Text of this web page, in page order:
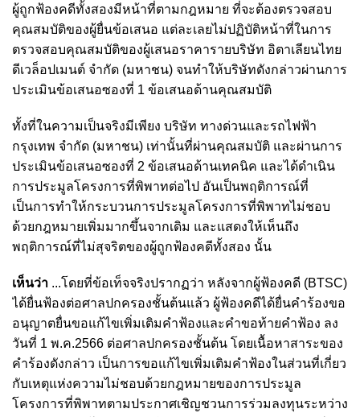
ผู้ถูกฟ้องคดีทั้งสองมีหน้าที่ตามกฎหมาย ที่จะต้องตรวจสอบ
คุณสมบัติของผู้ยื่นข้อเสนอ แต่ละเลยไม่ปฏิบัติหน้าที่ในการ
ตรวจสอบคุณสมบัติของผู้เสนอราคารายบริษัท อิตาเลียนไทย
ดีเวล็อปเมนต์ จำกัด (มหาชน) จนทำให้บริษัทดังกล่าวผ่านการ
ประเมินข้อเสนอซองที่ 1 ข้อเสนอด้านคุณสมบัติ
ทั้งที่ในความเป็นจริงมีเพียง บริษัท ทางด่วนและรถไฟฟ้า
กรุงเทพ จำกัด (มหาชน) เท่านั้นที่ผ่านคุณสมบัติ และผ่านการ
ประเมินข้อเสนอซองที่ 2 ข้อเสนอด้านเทคนิค และได้ดำเนิน
การประมูลโครงการที่พิพาทต่อไป อันเป็นพฤติการณ์ที่
เป็นการทำให้กระบวนการประมูลโครงการที่พิพาทไม่ชอบ
ด้วยกฎหมายเพิ่มมากขึ้นจากเดิม และแสดงให้เห็นถึง
พฤติการณ์ที่ไม่สุจริตของผู้ถูกฟ้องคดีทั้งสอง นั้น
เห็นว่า ...โดยที่ข้อเท็จจริงปรากฏว่า หลังจากผู้ฟ้องคดี (BTSC)
ได้ยื่นฟ้องต่อศาลปกครองชั้นต้นแล้ว ผู้ฟ้องคดีได้ยื่นคำร้องขอ
อนุญาตยื่นขอแก้ไขเพิ่มเติมคำฟ้องและคำขอท้ายคำฟ้อง ลง
วันที่ 1 พ.ค.2566 ต่อศาลปกครองชั้นต้น โดยเนื้อหาสาระของ
คำร้องดังกล่าว เป็นการขอแก้ไขเพิ่มเติมคำฟ้องในส่วนที่เกี่ยว
กับเหตุแห่งความไม่ชอบด้วยกฎหมายของการประมูล
โครงการที่พิพาทตามประกาศเชิญชวนการร่วมลงทุนระหว่าง